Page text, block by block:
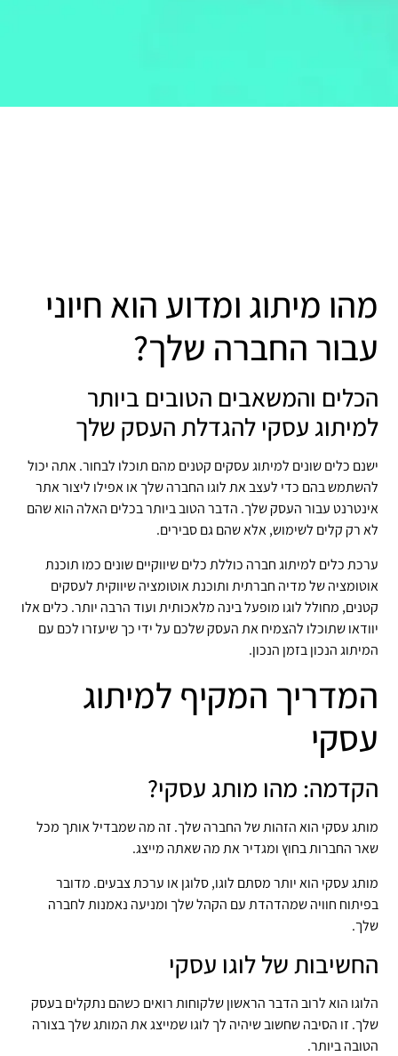
מהו מיתוג ומדוע הוא חיוני
עבור החברה שלך?
הכלים והמשאבים הטובים ביותר
למיתוג עסקי להגדלת העסק שלך
ישנם כלים שונים למיתוג עסקים קטנים מהם תוכלו לבחור. אתה יכול
להשתמש בהם כדי לעצב את לוגו החברה שלך או אפילו ליצור אתר
אינטרנט עבור העסק שלך. הדבר הטוב ביותר בכלים האלה הוא שהם
לא רק קלים לשימוש, אלא שהם גם סבירים.
ערכת כלים למיתוג חברה כוללת כלים שיווקיים שונים כמו תוכנת
אוטומציה של מדיה חברתית ותוכנת אוטומציה שיווקית לעסקים
קטנים, מחולל לוגו מופעל בינה מלאכותית ועוד הרבה יותר. כלים אלו
יוודאו שתוכלו להצמיח את העסק שלכם על ידי כך שיעזרו לכם עם
המיתוג הנכון בזמן הנכון.
המדריך המקיף למיתוג
עסקי
הקדמה: מהו מותג עסקי?
מותג עסקי הוא הזהות של החברה שלך. זה מה שמבדיל אותך מכל
שאר החברות בחוץ ומגדיר את מה שאתה מייצג.
מותג עסקי הוא יותר מסתם לוגו, סלוגן או ערכת צבעים. מדובר
בפיתוח חוויה שמהדהדת עם הקהל שלך ומניעה נאמנות לחברה
שלך.
החשיבות של לוגו עסקי
הלוגו הוא לרוב הדבר הראשון שלקוחות רואים כשהם נתקלים בעסק
שלך. זו הסיבה שחשוב שיהיה לך לוגו שמייצג את המותג שלך בצורה
הטובה ביותר.